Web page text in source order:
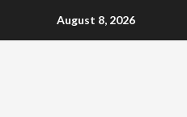
August 8, 2026